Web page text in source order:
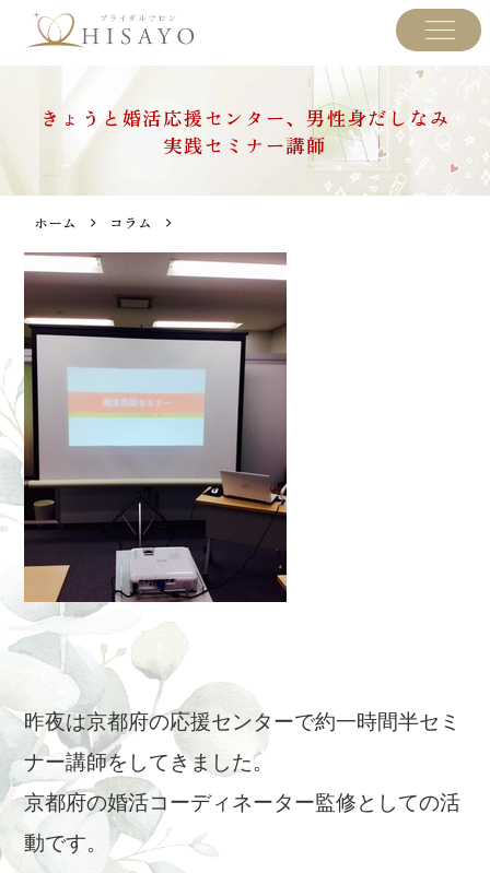
きょうと婚活応援センター、男性身だしなみ
実践セミナー講師
ホーム コラム
昨夜は京都府の応援センターで約一時間半セミ
ナー講師をしてきました。
京都府の婚活コーディネーター監修としての活
動です。